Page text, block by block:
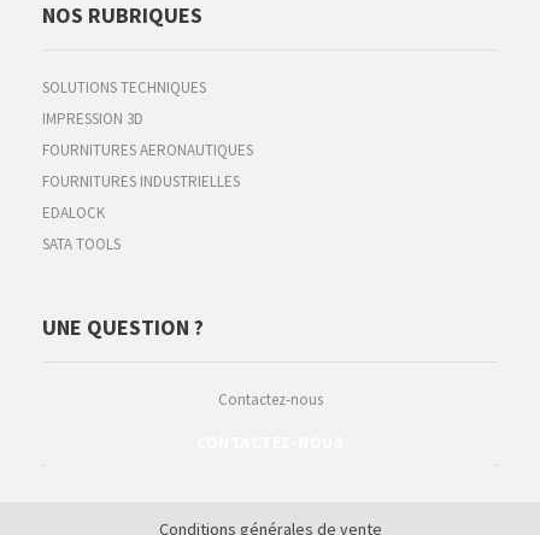
NOS RUBRIQUES
SOLUTIONS TECHNIQUES
IMPRESSION 3D
FOURNITURES AERONAUTIQUES
FOURNITURES INDUSTRIELLES
EDALOCK
SATA TOOLS
UNE QUESTION ?
Contactez-nous
Conditions générales de vente